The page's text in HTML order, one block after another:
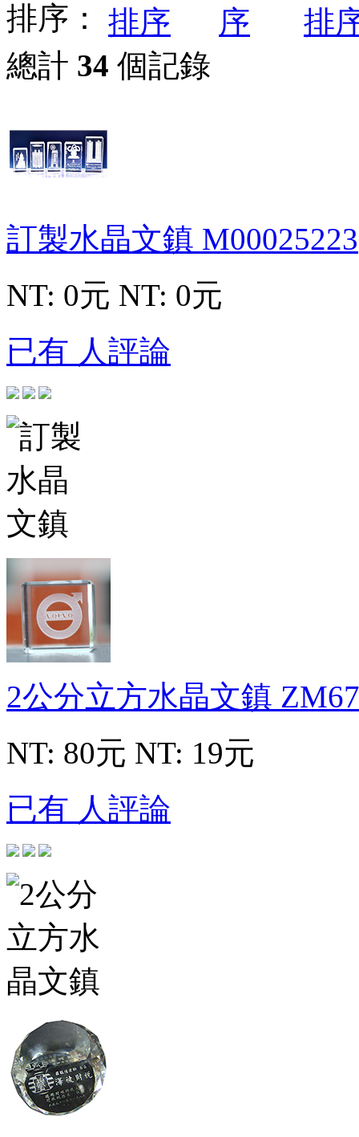
排序：
總計 34 個記錄
訂製水晶文鎮 M00025223
NT: 0元 NT: 0元
已有 人評論
2公分立方水晶文鎮
NT: 80元 NT: 19元
已有 人評論